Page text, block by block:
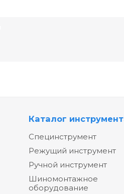
Каталог
Специнструмент
Режущий инструмент
Ручной инструмент
Шиномонтажное
оборудование